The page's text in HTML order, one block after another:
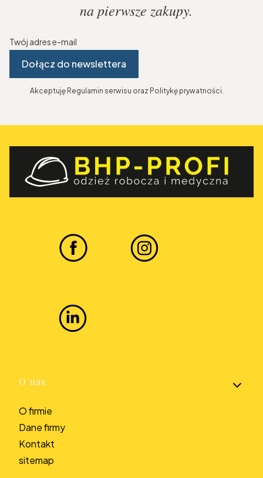
na pierwsze zakupy.
Twój adres e-mail
Dołącz do newslettera
Akceptuję Regulamin serwisu oraz Politykę prywatności.
Linki w stopce
O nas
O firmie
Dane firmy
Kontakt
sitemap